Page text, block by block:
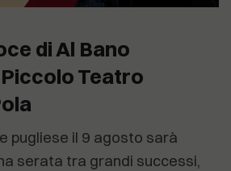
di Al Bano
Teatro
pugliese il 9 agosto sarà
serata tra grandi successi,